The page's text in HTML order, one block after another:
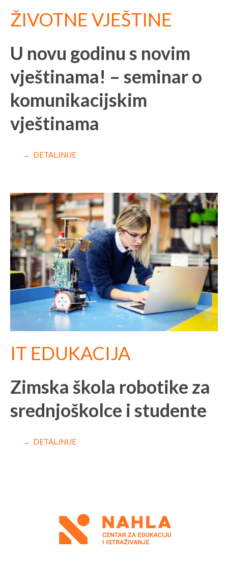
ŽIVOTNE VJEŠTINE
U novu godinu s novim
vještinama! – seminar o
komunikacijskim
vještinama
→ DETALJNIJE
IT EDUKACIJA
Zimska škola robotike za
srednjoškolce i studente
→ DETALJNIJE